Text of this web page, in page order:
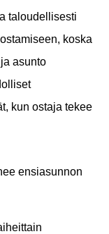
taloudellisesti
koska
asunto
kun ostaja tekee
ensiasunnon